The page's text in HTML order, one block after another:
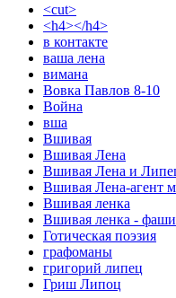
<cut>
<h4></h4>
в контакте
ваша лена
вимана
Вовка Павлов 8-10
Война
вша
Вшивая
Вшивая Лена
Вшивая Лена и
Вшивая Лена-агент
Вшивая ленка
Вшивая ленка -
Готическая поэзия
графоманы
григорий липец
Гриш Липоц